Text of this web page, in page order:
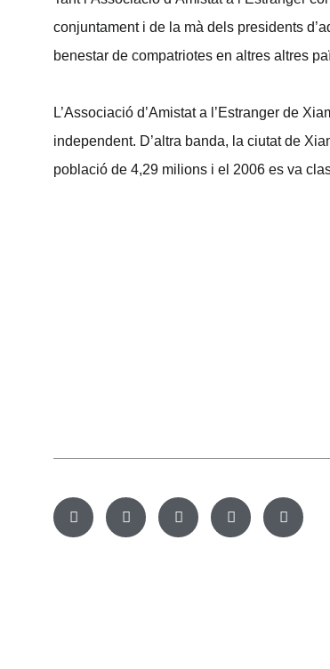
conjuntament i de la mà dels presidents
benestar de compatriotes en altres altres
L’Associació d’Amistat a l’Estranger de
independent. D’altra banda, la ciutat de
població de 4,29 milions i el 2006 es va